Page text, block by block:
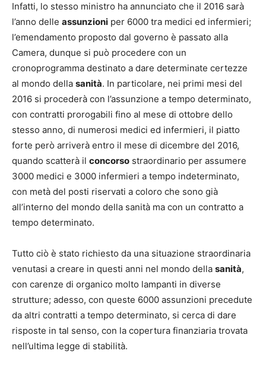
Infatti, lo stesso ministro ha annunciato che il 2016 sarà
l’anno delle assunzioni per 6000 tra medici ed infermieri;
l’emendamento proposto dal governo è passato alla
Camera, dunque si può procedere con un
cronoprogramma destinato a dare determinate certezze
al mondo della sanità. In particolare, nei primi mesi del
2016 si procederà con l’assunzione a tempo determinato,
con contratti prorogabili fino al mese di ottobre dello
stesso anno, di numerosi medici ed infermieri, il piatto
forte però arriverà entro il mese di dicembre del 2016,
quando scatterà il concorso straordinario per assumere
3000 medici e 3000 infermieri a tempo indeterminato,
con metà del posti riservati a coloro che sono già
all’interno del mondo della sanità ma con un contratto a
tempo determinato.
Tutto ciò è stato richiesto da una situazione straordinaria
venutasi a creare in questi anni nel mondo della sanità,
con carenze di organico molto lampanti in diverse
strutture; adesso, con queste 6000 assunzioni precedute
da altri contratti a tempo determinato, si cerca di dare
risposte in tal senso, con la copertura finanziaria trovata
nell’ultima legge di stabilità.